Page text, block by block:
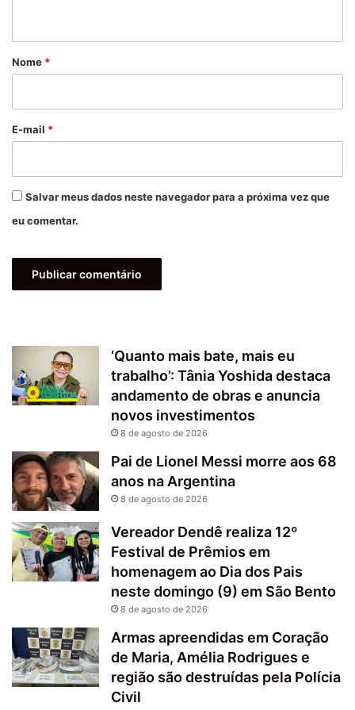
r
*
Nome *
E-mail *
Salvar meus dados neste navegador para a próxima vez que
eu comentar.
‘Quanto mais bate, mais eu
trabalho’: Tânia Yoshida destaca
andamento de obras e anuncia
novos investimentos
8 de agosto de 2026
Pai de Lionel Messi morre aos 68
anos na Argentina
8 de agosto de 2026
Vereador Dendê realiza 12º
Festival de Prêmios em
homenagem ao Dia dos Pais
neste domingo (9) em São Bento
8 de agosto de 2026
Armas apreendidas em Coração
de Maria, Amélia Rodrigues e
região são destruídas pela Polícia
Civil